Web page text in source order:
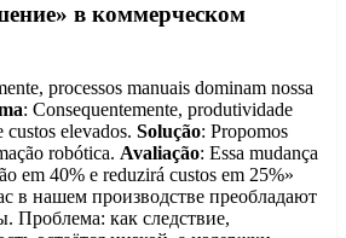
в коммерческом
processos manuais dominam nossa
: Consequentemente, produtividade
custos elevados. Solução: Propomos
robótica. Avaliação: Essa mudança
em 40% e reduzirá custos em 25%»
в нашем производстве преобладают
Проблема: как следствие,